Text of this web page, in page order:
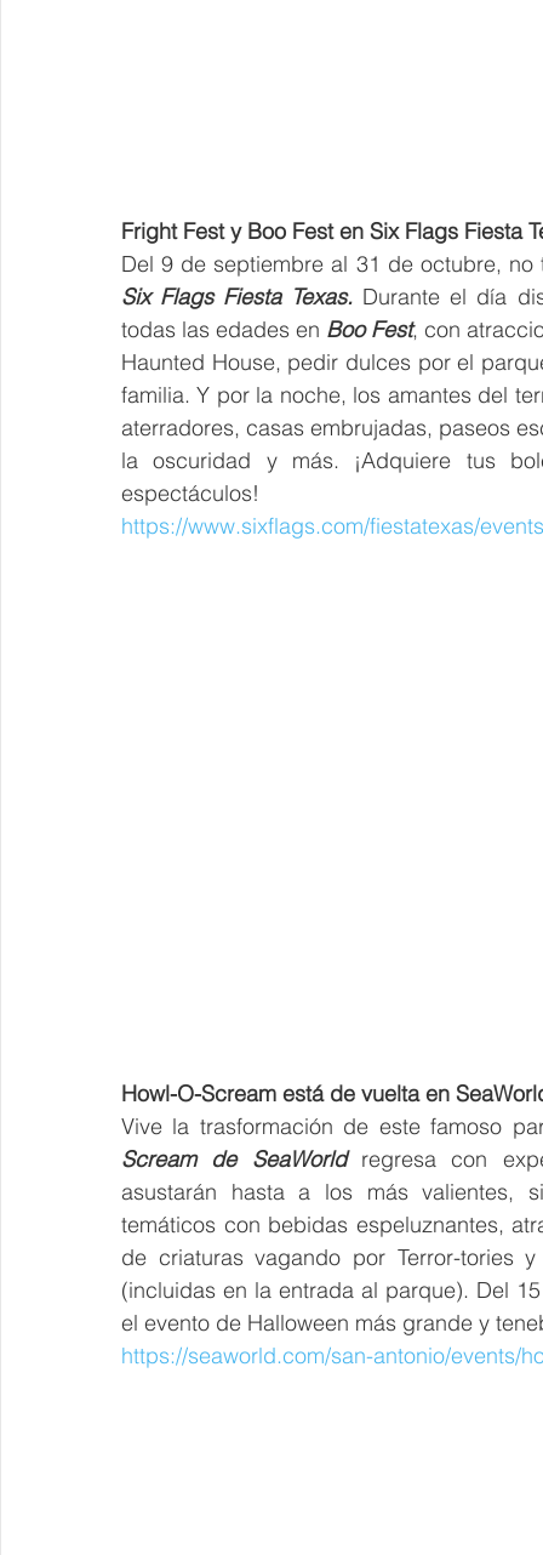
Fright Fest y Boo Fest en Six Flags Fiesta
Six Flags Fiesta Texas. Durante el día
todas las edades en Boo Fest, con
Haunted House, pedir dulces por el
familia. Y por la noche, los amantes del
aterradores, casas embrujadas, paseos
la oscuridad y más. ¡Adquiere tus
espectáculos!
https://www.sixflags.com/fiestatexas/events
Howl-O-Scream está de vuelta en
Vive la trasformación de este famoso
Scream de SeaWorld regresa con
asustarán hasta a los más valientes,
temáticos con bebidas espeluznantes,
de criaturas vagando por Terror-tories
(incluidas en la entrada al parque). Del
el evento de Halloween más grande y
https://seaworld.com/san-antonio/events/